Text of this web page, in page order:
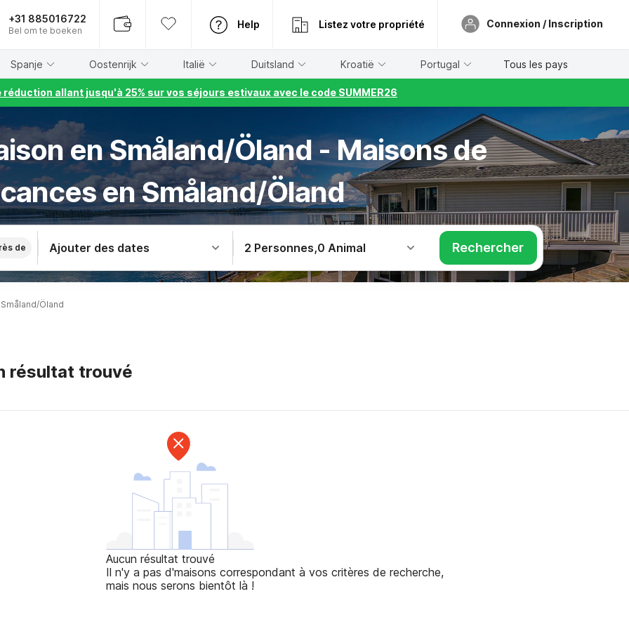
+31 885016722
Bel om te boeken
Help Listez votre propriété Connexion / Inscription
Spanje Oostenrijk Italië Duitsland Kroatië Portugal Tous les pays
allant jusqu'à 25% sur vos séjours estivaux avec le code SUMMER26
en Småland/Öland - Maisons de
en Småland/Öland
de Ajouter des dates 2 Personnes,0 Animal Rechercher
Öland
résultat trouvé
Aucun résultat trouvé
Il n'y a pas d'maisons correspondant à vos critères de recherche,
mais nous serons bientôt là !